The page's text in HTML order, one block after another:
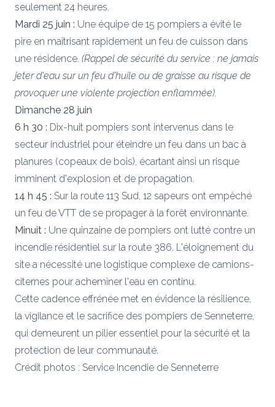
seulement 24 heures.
Mardi 25 juin : Une équipe de 15 pompiers a évité le
pire en maîtrisant rapidement un feu de cuisson dans
une résidence. (Rappel de sécurité du service : ne jamais
jeter d'eau sur un feu d'huile ou de graisse au risque de
provoquer une violente projection enflammée).
Dimanche 28 juin
6 h 30 : Dix-huit pompiers sont intervenus dans le
secteur industriel pour éteindre un feu dans un bac à
planures (copeaux de bois), écartant ainsi un risque
imminent d'explosion et de propagation.
14 h 45 : Sur la route 113 Sud, 12 sapeurs ont empêché
un feu de VTT de se propager à la forêt environnante.
Minuit : Une quinzaine de pompiers ont lutté contre un
incendie résidentiel sur la route 386. L'éloignement du
site a nécessité une logistique complexe de camions-
citernes pour acheminer l'eau en continu.
Cette cadence effrénée met en évidence la résilience,
la vigilance et le sacrifice des pompiers de Senneterre,
qui demeurent un pilier essentiel pour la sécurité et la
protection de leur communauté.
Crédit photos : Service Incendie de Senneterre